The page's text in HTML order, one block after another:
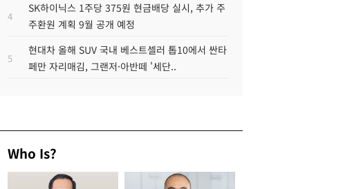
4
SK하이닉스 1주당 375원 현금배당 실시, 추가 주
주환원 계획 9월 공개 예정
5
현대차 올해 SUV 국내 베스트셀러 톱10에서 싼타
페만 자리매김, 그랜저·아반떼 '세단..
Who Is?